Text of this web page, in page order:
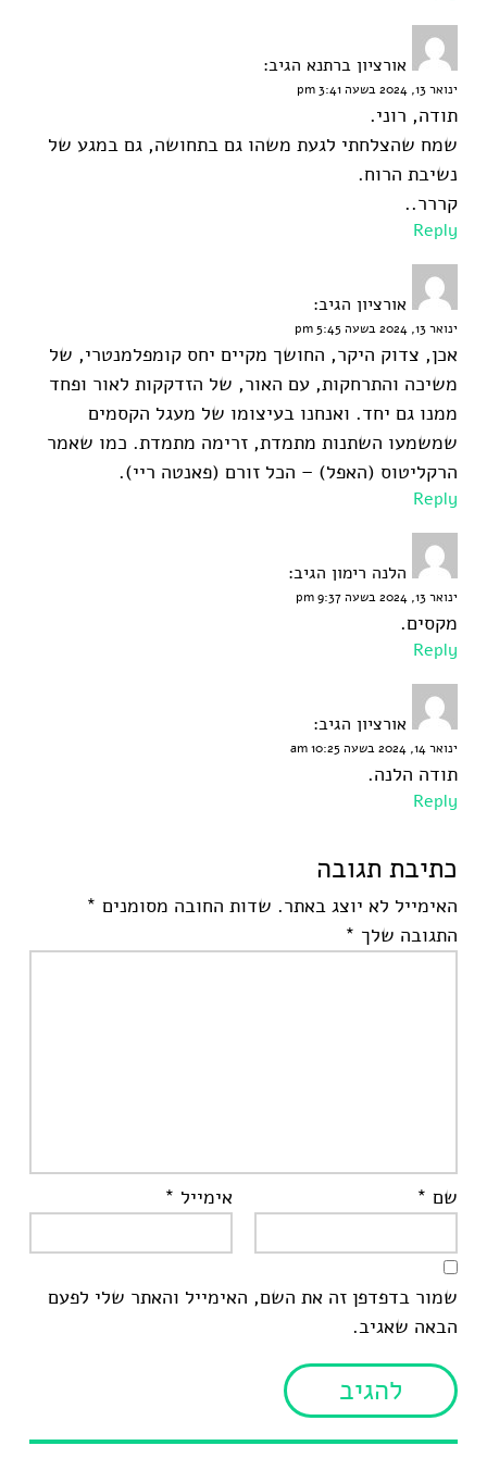
אורציון ברתנא הגיב:
ינואר 13, 2024 בשעה 3:41 pm
תודה, רוני.
שמח שהצלחתי לגעת משהו גם בתחושה, גם במגע של
נשיבת הרוח.
קררר..
Reply
אורציון הגיב:
ינואר 13, 2024 בשעה 5:45 pm
אכן, צדוק היקר, החושך מקיים יחס קומפלמנטרי, של
משיכה והתרחקות, עם האור, של הזדקקות לאור ופחד
ממנו גם יחד. ואנחנו בעיצומו של מעגל הקסמים
שמשמעו השתנות מתמדת, זרימה מתמדת. כמו שאמר
הרקליטוס (האפל) – הכל זורם (פאנטה ריי).
Reply
הלנה רימון הגיב:
ינואר 13, 2024 בשעה 9:37 pm
מקסים.
Reply
אורציון הגיב:
ינואר 14, 2024 בשעה 10:25 am
תודה הלנה.
Reply
כתיבת תגובה
האימייל לא יוצג באתר. שדות החובה מסומנים *
התגובה שלך *
שם * אימייל *
שמור בדפדפן זה את השם, האימייל והאתר שלי לפעם
הבאה שאגיב.